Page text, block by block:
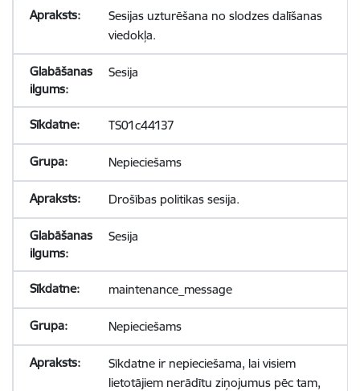
Sesijas uzturēšana no slodzes dalīšanas
viedokļa.
Sesija
TS01c44137
Nepieciešams
Drošības politikas sesija.
Sesija
maintenance_message
Nepieciešams
Sīkdatne ir nepieciešama, lai visiem
lietotājiem nerādītu ziņojumus pēc tam,